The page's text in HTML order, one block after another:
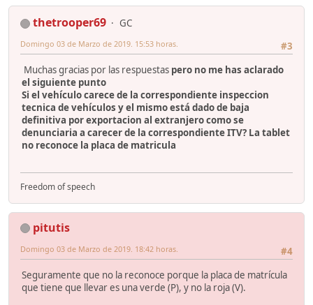
thetrooper69
GC
#3
Domingo 03 de Marzo de 2019. 15:53 horas.
Muchas gracias por las respuestas pero no me has aclarado
el siguiente punto
Si el vehículo carece de la correspondiente inspeccion
tecnica de vehículos y el mismo está dado de baja
definitiva por exportacion al extranjero como se
denunciaria a carecer de la correspondiente ITV? La tablet
no reconoce la placa de matricula
Freedom of speech
pitutis
#4
Domingo 03 de Marzo de 2019. 18:42 horas.
Seguramente que no la reconoce porque la placa de matrícula
que tiene que llevar es una verde (P), y no la roja (V).